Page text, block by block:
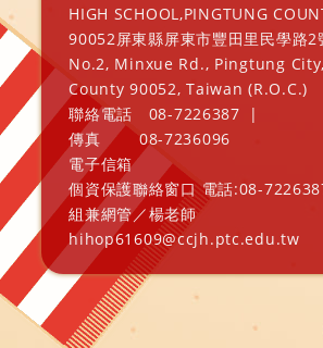
HIGH SCHOOL,PINGTUNG
90052屏東縣屏東市豐田里民學路2
No.2, Minxue Rd., Pingtung
County 90052, Taiwan (R.O.C.)
聯絡電話
08-7226387
|
傳真
08-7236096
電子信箱
個資保護聯絡窗口 電話:08-
組兼網管／楊老師
hihop61609@ccjh.ptc.edu.tw